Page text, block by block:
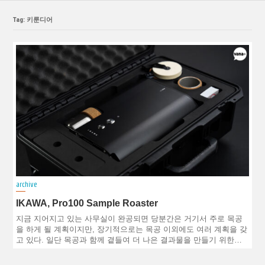
Tag: 키룬디어
archive
IKAWA, Pro100 Sample Roaster
지금 지어지고 있는 사무실이 완공되면 당분간은 거기서 주로 목공
을 하게 될 계획이지만, 장기적으로는 목공 이외에도 여러 계획을 갖
고 있다. 일단 목공과 함께 곁들여 더 나은 결과물을 만들기 위한…